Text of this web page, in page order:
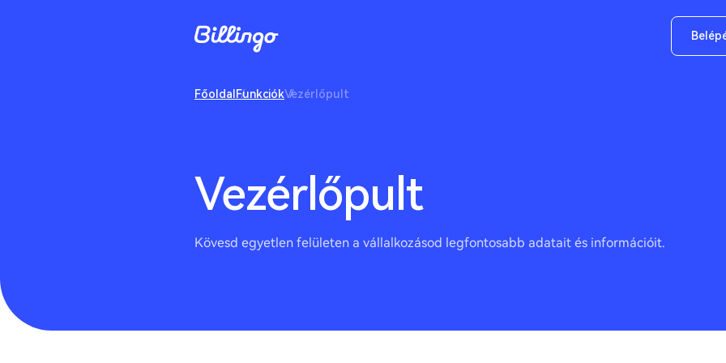
Főoldal FunkciókVezérlőpult
Vezérlőpult
Kövesd egyetlen felületen a vállalkozásod legfontosabb adatait és információit.